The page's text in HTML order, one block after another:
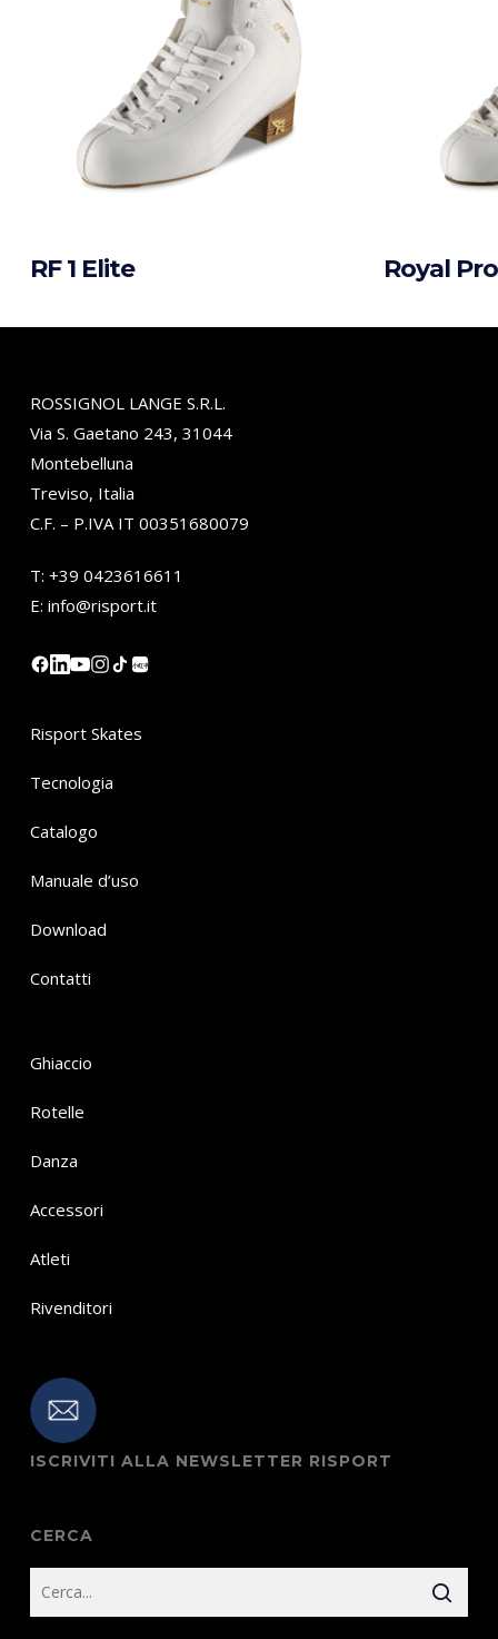
RF 1 Elite Royal Pro
ROSSIGNOL LANGE S.R.L.
Via S. Gaetano 243, 31044
Montebelluna
Treviso, Italia
C.F. – P.IVA IT 00351680079
T: +39 0423616611
E: info@risport.it
小红书
Risport Skates
Tecnologia
Catalogo
Manuale d’uso
Download
Contatti
Ghiaccio
Rotelle
Danza
Accessori
Atleti
Rivenditori
ISCRIVITI ALLA NEWSLETTER RISPORT
CERCA